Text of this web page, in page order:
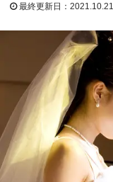
最終更新日：2021.10.21